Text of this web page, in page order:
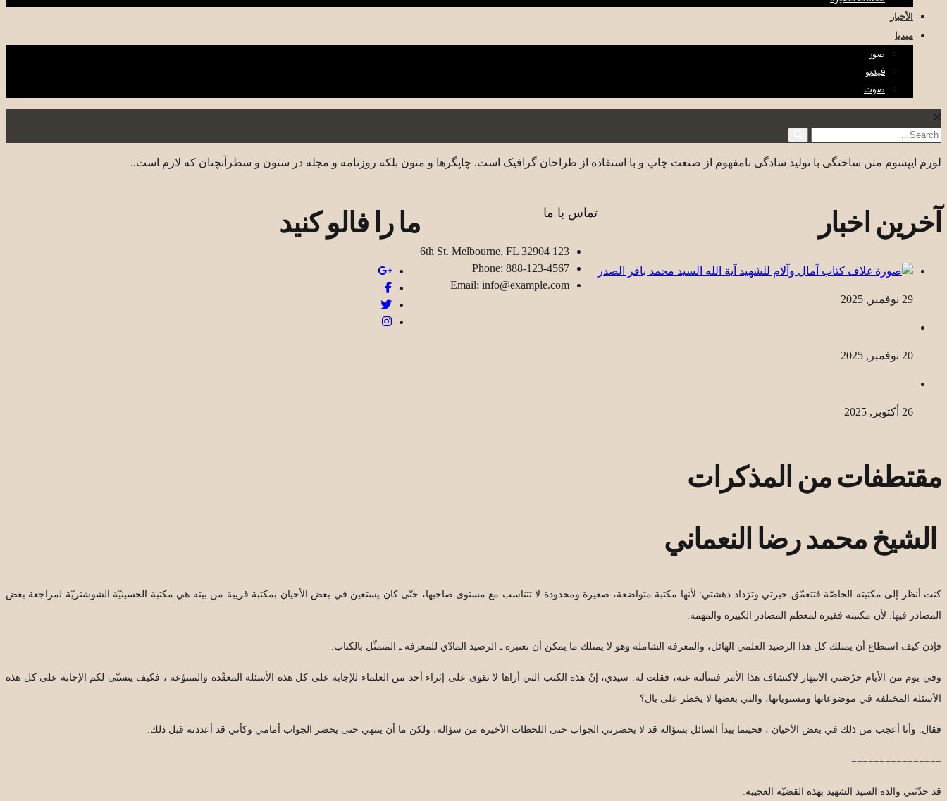
الأخبار
ميديا
صور
فيديو
صوت
لورم ایپسوم متن ساختگی با تولید سادگی نامفهوم از صنعت چاپ و با استفاده از طراحان گرافیک است. چاپگرها و متون بلکه روزنامه و مجله در ستون و سطرآنچنان که لازم است..
آخرین اخبار
29 نوفمبر, 2025
20 نوفمبر, 2025
26 أكتوبر, 2025
تماس با ما
123 6th St. Melbourne, FL 32904
Phone: 888-123-4567
Email: info@example.com
ما را فالو کنید
مقتطفات من المذكرات
الشيخ محمد رضا النعماني
كنت أنظر إلى مكتبته الخاصّة فتتعمّق حيرتي وتزداد دهشتي: لأنها مكتبة متواضعة، صغيرة ومحدودة لا تتناسب مع مستوى صاحبها، حتّى كان يستعين في بعض الأحيان بمكتبة قريبة من بيته هي مكتبة الحسينيّة الشوشتريّة لمراجعة بعض
المصادر فيها: لأن مكتبته فقيرة لمعظم المصادر الكبيرة والمهمة.
فإذن كيف استطاع أن يمتلك كل هذا الرصيد العلمي الهائل، والمعرفة الشاملة وهو لا يمتلك ما يمكن أن نعتبره ـ الرصيد المادّي للمعرفة ـ المتمثّل بالكتاب.
وفي يوم من الأيام حرّضني الانبهار لاكتشاف هذا الأمر فسألته عنه، فقلت له: سيدي، إنّ هذه الكتب التي أراها لا تقوى على إثراء أحد من العلماء للإجابة على كل هذه الأسئلة المعقّدة والمتنوّعة ، فكيف يتسنّى لكم الإجابة على كل هذه
الأسئلة المختلفة في موضوعاتها ومستوياتها، والتي بعضها لا يخطر على بال؟
فقال: وأنا أعجب من ذلك في بعض الأحيان ، فحينما يبدأ السائل بسؤاله قد لا يحضرني الجواب حتى اللحظات الأخيرة من سؤاله، ولكن ما أن ينتهي حتى يحضر الجواب أمامي وكأني قد أعددته قبل ذلك.
================
قد حدّثني والدة السيد الشهيد بهذه القضيّة العجيبة: